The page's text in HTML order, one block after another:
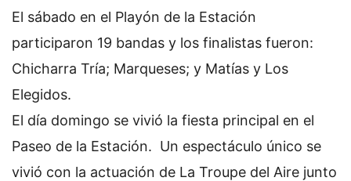
El sábado en el Playón de la Estación
participaron 19 bandas y los finalistas fueron:
Chicharra Tría; Marqueses; y Matías y Los
Elegidos.
El día domingo se vivió la fiesta principal en el
Paseo de la Estación. Un espectáculo único se
vivió con la actuación de La Troupe del Aire junto